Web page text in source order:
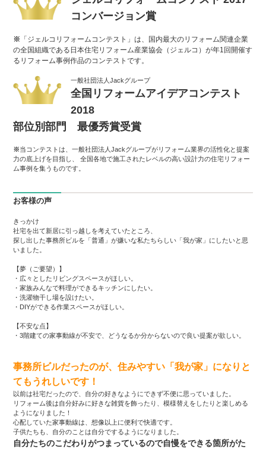
コンバージョン賞
※ 「ジェルコリフォームコンテスト」は、国内最大のリフォーム関連企業
の全国組織である日本住宅リフォーム産業協会（ジェルコ）が年1回開催す
るリフォーム事例作品のコンテストです。
一般社団法人Jackグループ
全国リフォームアイデアコンテスト
2018
部位別部門 最優秀賞受賞
※当コンテストは、一般社団法人Jackグループがリフォーム業界の活性化と提案
力の底上げを目指し、 全国各地で施工されたレベルの高い設計力の住宅リフォー
ム事例を集うものです。
お客様の声
きっかけ
社宅を出て新居に引っ越しを考えていたところ、
探し出した事務所ビルを「普通」が嫌いな私たちらしい「我が家」にしたいと思
いました。
【夢（ご要望）】
・広々としたリビングスペースがほしい。
・家族みんなで料理ができるキッチンにしたい。
・洗濯物干し場を設けたい。
・DIYができる作業スペースがほしい。
【不安な点】
・3階建ての家事動線が不安で、どうなるか分からないので良い提案が欲しい。
事務所ビルだったのが、住みやすい「我が家」になりと
てもうれしいです！
以前は社宅だったので、自分の好きなようにできず不便に思っていました。
リフォーム後は自分好みに好きな雑貨を飾ったり、模様替えをしたりと楽しめる
ようになりました！
心配していた家事動線は、想像以上に便利で快適です。
子供たちも、自分のことは自分でするようになりました。
自分たちのこだわりがつまっているので自慢をできる箇所がた